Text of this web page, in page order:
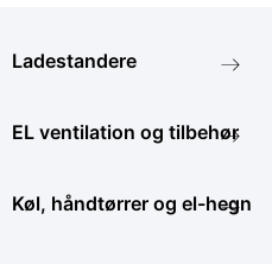
Ladestandere
EL ventilation og tilbehør
Køl, håndtørrer og el-hegn